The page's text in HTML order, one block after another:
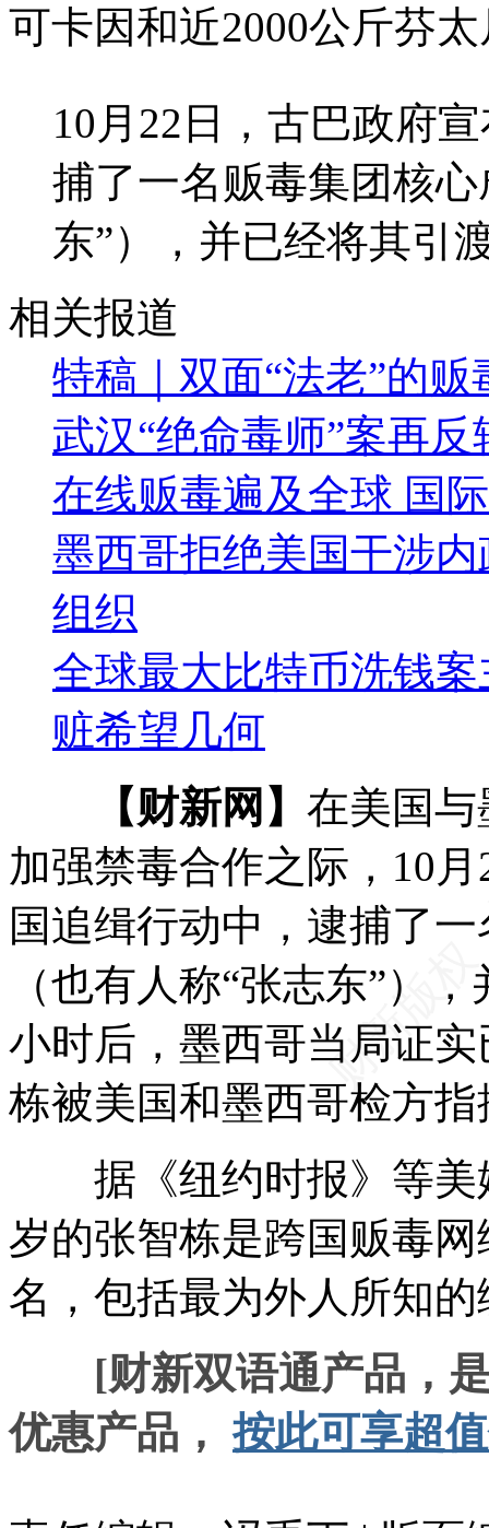
可卡因和近2000公斤芬
10月22日，古巴政府
捕了一名贩毒集团核
东”），并已经将其引
相关报道
特稿｜双面“法老”的贩
武汉“绝命毒师”案再
在线贩毒遍及全球 国
墨西哥拒绝美国干涉
组织
全球最大比特币洗钱
赃希望几何
【财新网】 在美国
加强禁毒合作之际，10
国追缉行动中，逮捕了
（也有人称“张志东”）
小时后，墨西哥当局证
栋被美国和墨西哥检方
据《纽约时报》等美
岁的张智栋是跨国贩毒
名，包括最为外人所知的
[财新双语通产品，
优惠产品，按此可享超